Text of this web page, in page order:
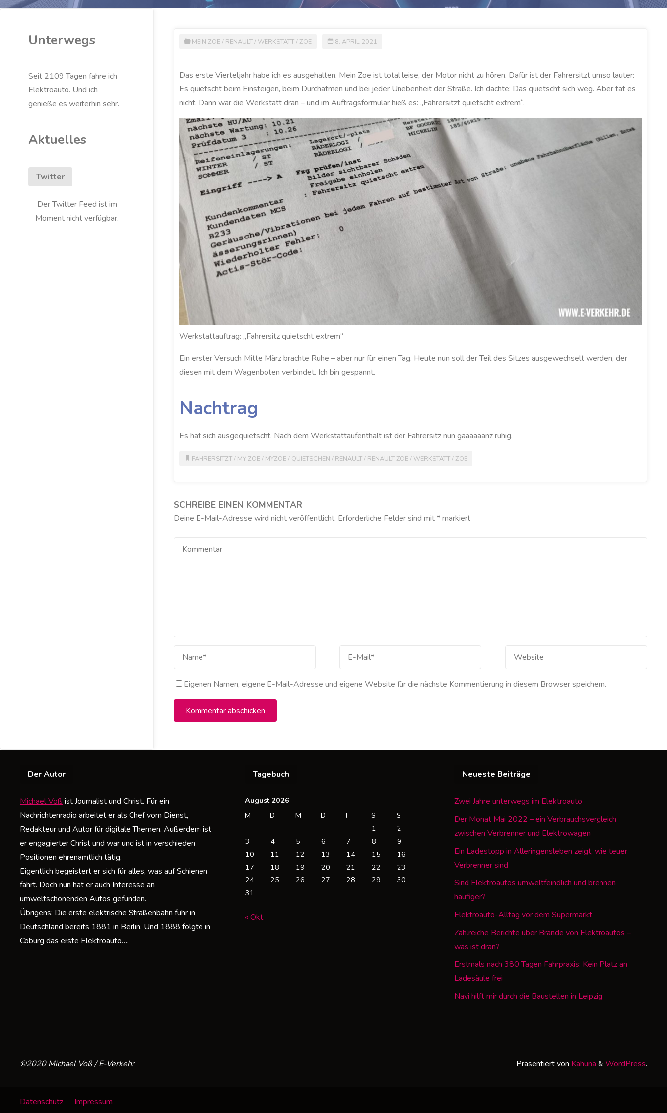
MEIN ZOE/ RENAULT/ WERKSTATT/ ZOE 8. APRIL 2021
Das erste Vierteljahr habe ich es ausgehalten. Mein Zoe ist total leise, der Motor nicht zu hören. Dafür ist der Fahrersitzt umso lauter:
Es quietscht beim Einsteigen, beim Durchatmen und bei jeder Unebenheit der Straße. Ich dachte: Das quietscht sich weg. Aber tat es
nicht. Dann war die Werkstatt dran – und im Auftragsformular hieß es: „Fahrersitzt quietscht extrem“.
Werkstattauftrag: „Fahrersitz quietscht extrem“
Ein erster Versuch Mitte März brachte Ruhe – aber nur für einen Tag. Heute nun soll der Teil des Sitzes ausgewechselt werden, der
diesen mit dem Wagenboten verbindet. Ich bin gespannt.
Nachtrag
Es hat sich ausgequietscht. Nach dem Werkstattaufenthalt ist der Fahrersitz nun gaaaaaanz ruhig.
FAHRERSITZT/ MY ZOE/ MYZOE/ QUIETSCHEN / RENAULT/ RENAULT ZOE/ WERKSTATT/ ZOE
SCHREIBE EINEN KOMMENTAR
Deine E-Mail-Adresse wird nicht veröffentlicht. Erforderliche Felder sind mit*markiert
Eigenen Namen, eigene E-Mail-Adresse und eigene Website für die nächste Kommentierung in diesem Browser speichern.
Unterwegs
Seit 2109 Tagen fahre ich
Elektroauto. Und ich
genieße es weiterhin sehr.
Aktuelles
Twitter
Der Twitter Feed ist im
Moment nicht verfügbar.
Der Autor
Michael Voßist Journalist und Christ. Für ein
Nachrichtenradio arbeitet er als Chef vom Dienst,
Redakteur und Autor für digitale Themen. Außerdem ist
er engagierter Christ und war und ist in verschieden
Positionen ehrenamtlich tätig.
Eigentlich begeistert er sich für alles, was auf Schienen
fährt. Doch nun hat er auch Interesse an
umweltschonenden Autos gefunden.
Übrigens: Die erste elektrische Straßenbahn fuhr in
Deutschland bereits 1881 in Berlin. Und 1888 folgte in
Coburg das erste Elektroauto….
Tagebuch
August 2026
M
D M D F S
S
1
2
3
4 5 6 7 8
9
10
11 12 13 14 15
16
17
18 19 20 21 22
23
24
25 26 27 28 29
30
31
« Okt.
Neueste Beiträge
Zwei Jahre unterwegs im Elektroauto
Der Monat Mai 2022 – ein Verbrauchsvergleich
zwischen Verbrenner und Elektrowagen
Ein Ladestopp in Alleringensleben zeigt, wie teuer
Verbrenner sind
Sind Elektroautos umweltfeindlich und brennen
häufiger?
Elektroauto-Alltag vor dem Supermarkt
Zahlreiche Berichte über Brände von Elektroautos –
was ist dran?
Erstmals nach 380 Tagen Fahrpraxis: Kein Platz an
Ladesäule frei
Navi hilft mir durch die Baustellen in Leipzig
Präsentiert von Kahuna & WordPress.
©2020 Michael Voß / E-Verkehr
Datenschutz Impressum